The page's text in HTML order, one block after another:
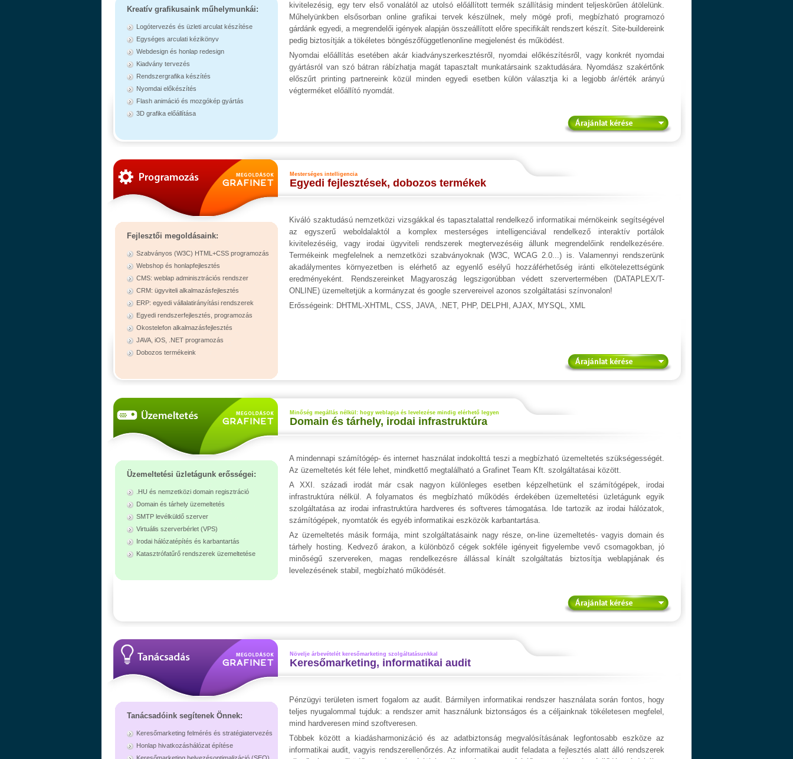
Kreatív grafikusaink műhelymunkái:
Logótervezés és üzleti arculat készítése
Egységes arculati kézikönyv
Webdesign és honlap redesign
Kiadvány tervezés
Rendszergrafika készítés
Nyomdai előkészítés
Flash animáció és mozgókép gyártás
3D grafika előállítása
kivitelezésig, egy terv első vonalától az utolsó előállított termék szállításig mindent teljeskörűen átölelünk.
Műhelyünkben elsősorban online grafikai tervek készülnek, mely mögé profi, megbízható programozó
gárdánk egyedi, a megrendelői igények alapján összeállított előre specifikált rendszert készít. Site-buildereink
pedig biztosítják a tökéletes böngészőfüggetlenonline megjelenést és működést.
Nyomdai előállítás esetében akár kiadványszerkesztésről, nyomdai előkészítésről, vagy konkrét nyomdai
gyártásról van szó bátran rábízhatja magát tapasztalt munkatársaink szaktudására. Nyomdász szakértőnk
előszűrt printing partnereink közül minden egyedi esetben külön választja ki a legjobb ár/érték arányú
végterméket előállító nyomdát.
Mesterséges intelligencia
Egyedi fejlesztések, dobozos termékek
Fejlesztői megoldásaink:
Szabványos (W3C) HTML+CSS programozás
Webshop és honlapfejlesztés
CMS: weblap adminisztrációs rendszer
CRM: ügyviteli alkalmazásfejlesztés
ERP: egyedi vállalatirányítási rendszerek
Egyedi rendszerfejlesztés, programozás
Okostelefon alkalmazásfejlesztés
JAVA, iOS, .NET programozás
Dobozos termékeink
Kiváló szaktudású nemzetközi vizsgákkal és tapasztalattal rendelkező informatikai mérnökeink segítségével
az egyszerű weboldalaktól a komplex mesterséges intelligenciával rendelkező interaktív portálok
kivitelezéséig, vagy irodai ügyviteli rendszerek megtervezéséig állunk megrendelőink rendelkezésére.
Termékeink megfelelnek a nemzetközi szabványoknak (W3C, WCAG 2.0...) is. Valamennyi rendszerünk
akadálymentes környezetben is elérhető az egyenlő esélyű hozzáférhetőség iránti elkötelezettségünk
eredményeként. Rendszereinket Magyaroszág legszigorúbban védett szervertermében (DATAPLEX/T-
ONLINE) üzemeltetjük a kormányzat és google szervereivel azonos szolgáltatási színvonalon!
Erősségeink: DHTML-XHTML, CSS, JAVA, .NET, PHP, DELPHI, AJAX, MYSQL, XML
Minőség megállás nélkül: hogy weblapja és levelezése mindig elérhető legyen
Domain és tárhely, irodai infrastruktúra
Üzemeltetési üzletágunk erősségei:
.HU és nemzetközi domain regisztráció
Domain és tárhely üzemeltetés
SMTP levélküldő szerver
Virtuális szerverbérlet (VPS)
Irodai hálózatépítés és karbantartás
Katasztrófatűrő rendszerek üzemeltetése
A mindennapi számítógép- és internet használat indokolttá teszi a megbízható üzemeltetés szükségességét.
Az üzemeltetés két féle lehet, mindkettő megtalálható a Grafinet Team Kft. szolgáltatásai között.
A XXI. századi irodát már csak nagyon különleges esetben képzelhetünk el számítógépek, irodai
infrastruktúra nélkül. A folyamatos és megbízható működés érdekében üzemeltetési üzletágunk egyik
szolgáltatása az irodai infrastruktúra hardveres és softveres támogatása. Ide tartozik az irodai hálózatok,
számítógépek, nyomtatók és egyéb informatikai eszközök karbantartása.
Az üzemeltetés másik formája, mint szolgáltatásaink nagy része, on-line üzemeltetés- vagyis domain és
tárhely hosting. Kedvező árakon, a különböző cégek sokféle igényeit figyelembe vevő csomagokban, jó
minőségű szervereken, magas rendelkezésre állással kínált szolgáltatás biztosítja weblapjának és
levelezésének stabil, megbízható működését.
Növelje árbevételét keresőmarketing szolgáltatásunkkal
Keresőmarketing, informatikai audit
Tanácsadóink segítenek Önnek:
Keresőmarketing felmérés és stratégiatervezés
Honlap hivatkozáshálózat építése
Pénzügyi területen ismert fogalom az audit. Bármilyen informatikai rendszer használata során fontos, hogy
teljes nyugalommal tujduk: a rendszer amit használunk biztonságos és a céljainknak tökéletesen megfelel,
mind hardveresen mind szoftveresen.
Többek között a kiadásharmonizáció és az adatbiztonság megvalósításának legfontosabb eszköze az
informatikai audit, vagyis rendszerellenőrzés. Az informatikai audit feladata a fejlesztés alatt álló rendszerek